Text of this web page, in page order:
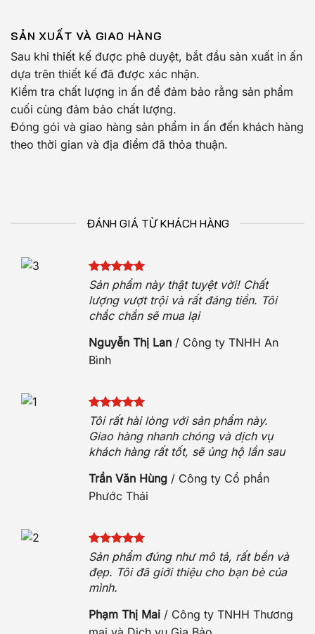
SẢN XUẤT VÀ GIAO HÀNG
Sau khi thiết kế được phê duyệt, bắt đầu sản xuất in ấn
dựa trên thiết kế đã được xác nhận.
Kiểm tra chất lượng in ấn để đảm bảo rằng sản phẩm
cuối cùng đảm bảo chất lượng.
Đóng gói và giao hàng sản phẩm in ấn đến khách hàng
theo thời gian và địa điểm đã thỏa thuận.
ĐÁNH GIÁ TỪ KHÁCH HÀNG
Sản phẩm này thật tuyệt vời! Chất
lượng vượt trội và rất đáng tiền. Tôi
chắc chắn sẽ mua lại
Nguyễn Thị Lan / Công ty TNHH An
Bình
Tôi rất hài lòng với sản phẩm này.
Giao hàng nhanh chóng và dịch vụ
khách hàng rất tốt, sẽ ủng hộ lần sau
Trần Văn Hùng / Công ty Cổ phần
Phước Thái
Sản phẩm đúng như mô tả, rất bền và
đẹp. Tôi đã giới thiệu cho bạn bè của
mình.
Phạm Thị Mai / Công ty TNHH Thương